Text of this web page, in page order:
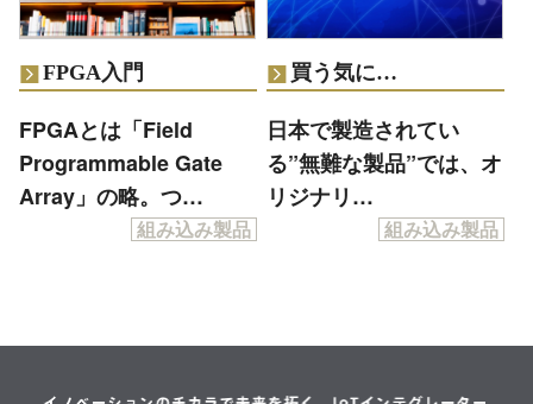
FPGA入門
FPGAとは「Field
Programmable Gate
Array」の略。つ…
組み込み製品
買う気に…
日本で製造されてい
る”無難な製品”では、オ
リジナリ…
組み込み製品